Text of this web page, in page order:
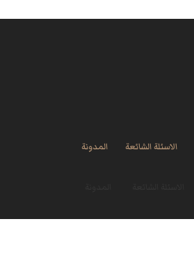
الاسئلة الشائعة المدونة